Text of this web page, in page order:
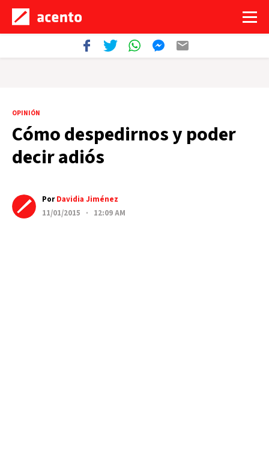
OPINIÓN
Cómo despedirnos y poder
decir adiós
PorDavidia Jiménez
11/01/2015 · 12:09 AM